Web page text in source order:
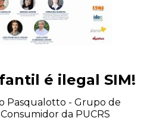
é ilegal SIM!
Pasqualotto - Grupo de
da PUCRS